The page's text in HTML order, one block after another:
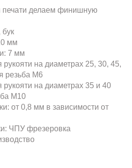
печати делаем финишную
бук
мм
7 мм
на диаметрах 25, 30, 45,
резьба М6
на диаметрах 35 и 40
М10
от 0,8 мм в зависимости от
ЧПУ фрезеровка